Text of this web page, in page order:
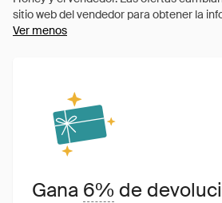
Ver menos
Gana 6% de